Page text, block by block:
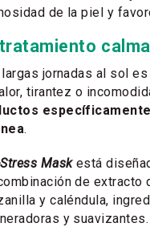
de la piel y
largas jornadas al sol
tirantez o
.
Maskestá
de extracto
y caléndula,
y suavizantes.